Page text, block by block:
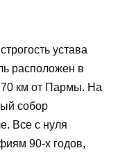
устава
расположен в
70 км от Пармы. На
собор
Все с нуля
90-х годов,